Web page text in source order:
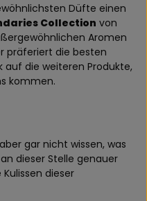
Düfte einen
Collection von
Aromen
präferiert die besten
auf die weiteren Produkte,
kommen.
gar nicht wissen, was
dieser Stelle genauer
dieser